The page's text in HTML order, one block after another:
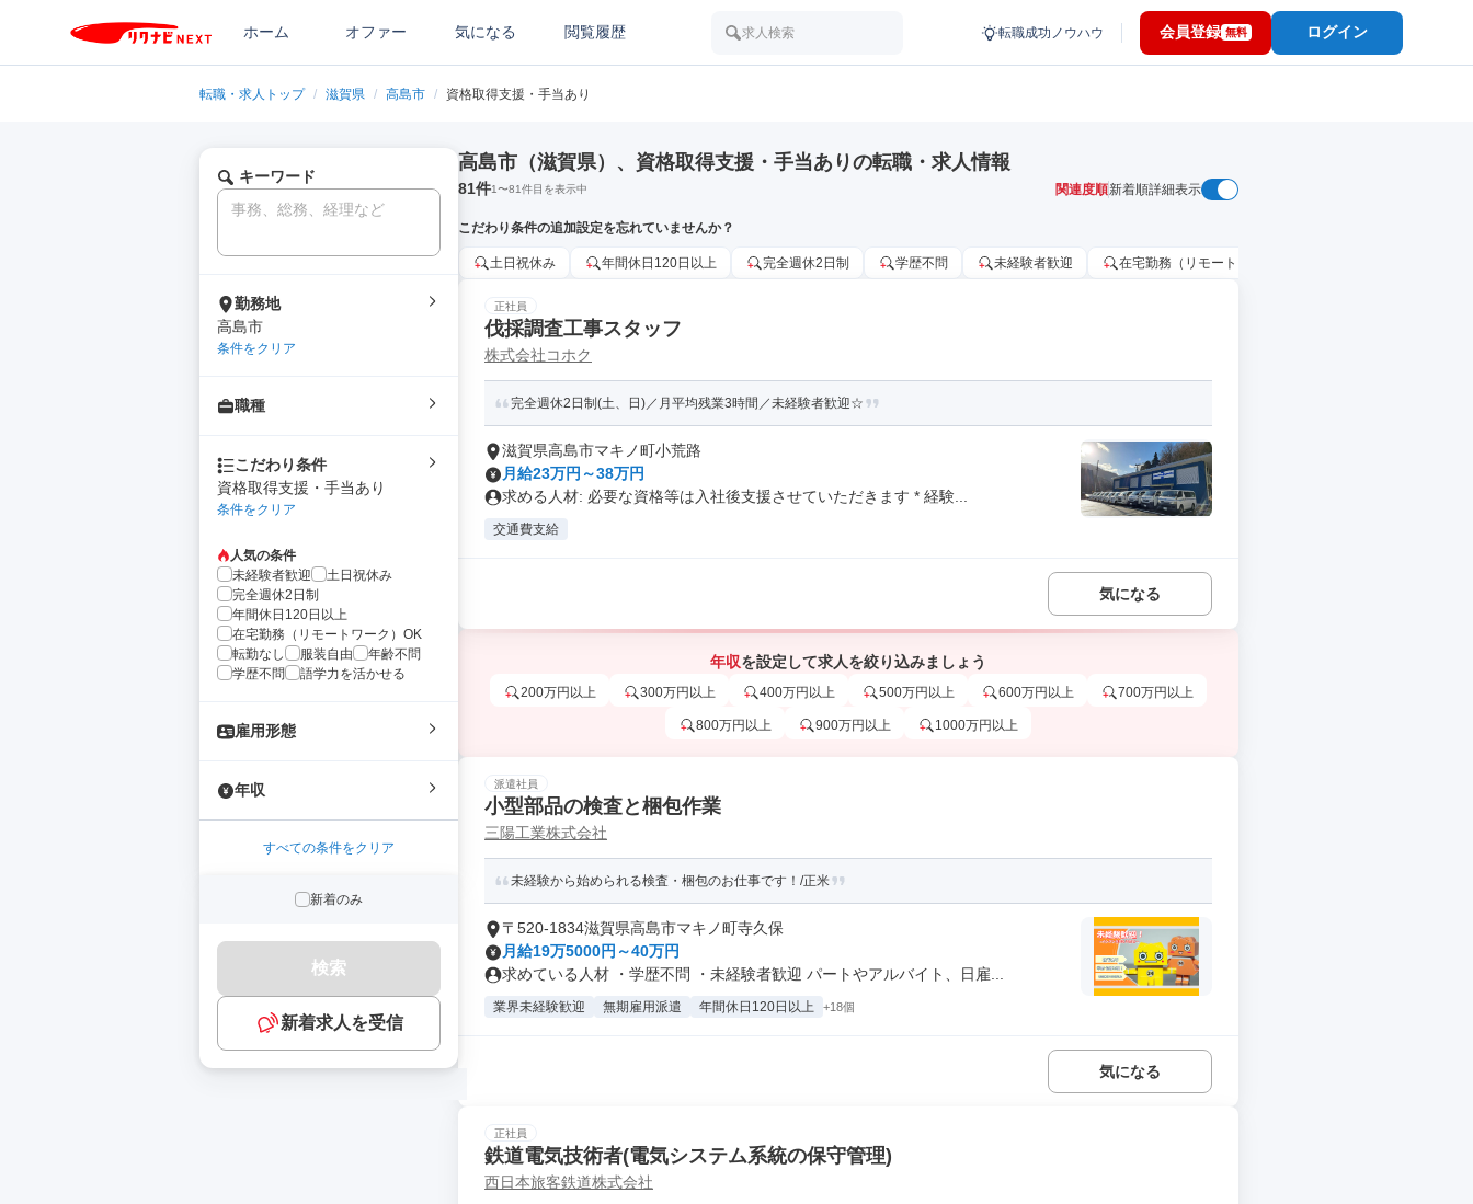
ホーム オファー 気になる 閲覧履歴 求人検索 転職成功ノウハウ 会員登録 無料 ログイン
転職・求人トップ / 滋賀県 / 高島市 / 資格取得支援・手当あり
キーワード
勤務地
高島市
条件をクリア
職種
こだわり条件
資格取得支援・手当あり
条件をクリア
人気の条件
未経験者歓迎
土日祝休み
完全週休2日制
年間休日120日以上
在宅勤務（リモートワーク）OK
転勤なし
服装自由
年齢不問
学歴不問
語学力を活かせる
雇用形態
年収
すべての条件をクリア
新着のみ
検索
新着求人を受信
高島市（滋賀県）、資格取得支援・手当ありの転職・求人情報
81件1〜81件目を表示中 関連度順新着順詳細表示
こだわり条件の追加設定を忘れていませんか？
土日祝休み 年間休日120日以上 完全週休2日制 学歴不問 未経験者歓迎 在宅勤務（リモートワーク）OK
正社員
伐採調査工事スタッフ
株式会社コホク
完全週休2日制(土、日)／月平均残業3時間／未経験者歓迎☆
滋賀県高島市マキノ町小荒路
月給23万円～38万円
求める人材: 必要な資格等は入社後支援させていただきます * 経験...
交通費支給
気になる
年収を設定して求人を絞り込みましょう
200万円以上 300万円以上 400万円以上 500万円以上 600万円以上 700万円以上
800万円以上 900万円以上 1000万円以上
派遣社員
小型部品の検査と梱包作業
三陽工業株式会社
未経験から始められる検査・梱包のお仕事です！/正米
〒520-1834滋賀県高島市マキノ町寺久保
月給19万5000円～40万円
求めている人材 ・学歴不問 ・未経験者歓迎 パートやアルバイト、日雇...
業界未経験歓迎 無期雇用派遣 年間休日120日以上 +18個
気になる
正社員
鉄道電気技術者(電気システム系統の保守管理)
西日本旅客鉄道株式会社